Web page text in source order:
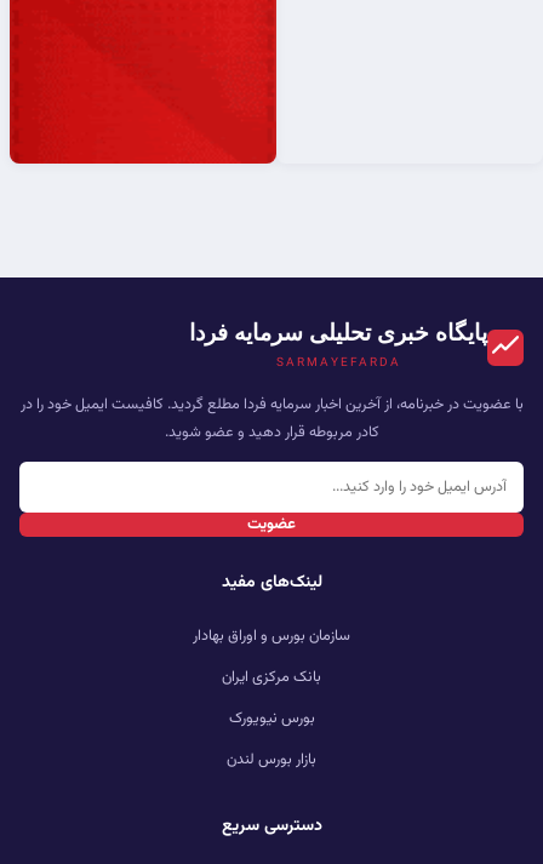
پایگاه خبری تحلیلی سرمایه فردا
SARMAYEFARDA
با عضویت در خبرنامه، از آخرین اخبار سرمایه فردا مطلع گردید. کافیست ایمیل خود را در
کادر مربوطه قرار دهید و عضو شوید.
عضویت
لینک‌های مفید
سازمان بورس و اوراق بهادار
بانک مرکزی ایران
بورس نیویورک
بازار بورس لندن
دسترسی سریع